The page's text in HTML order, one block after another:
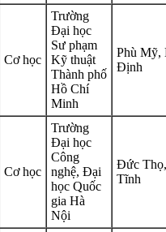
Cơ học
Trường
Đại học
Sư phạm
Kỹ thuật
Thành phố
Hồ Chí
Minh
Phù Mỹ,
Định
Cơ học
Trường
Đại học
Công
nghệ, Đại
học Quốc
gia Hà
Nội
Đức
Tĩnh